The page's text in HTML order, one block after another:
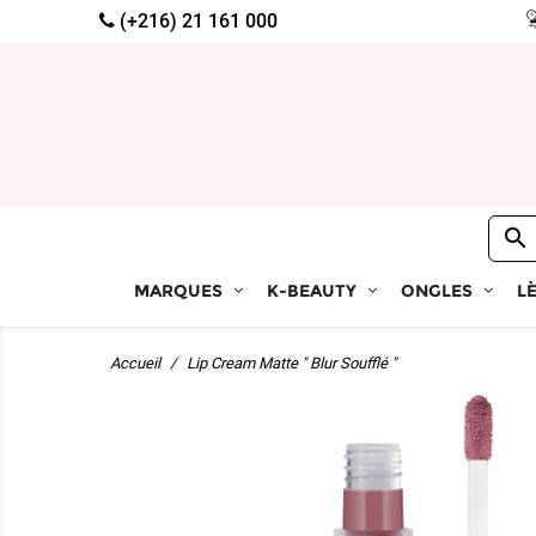
(+216) 21 161 000
MARQUES K-BEAUTY ONGLES

Accueil Lip Cream Matte " Blur Soufflé "